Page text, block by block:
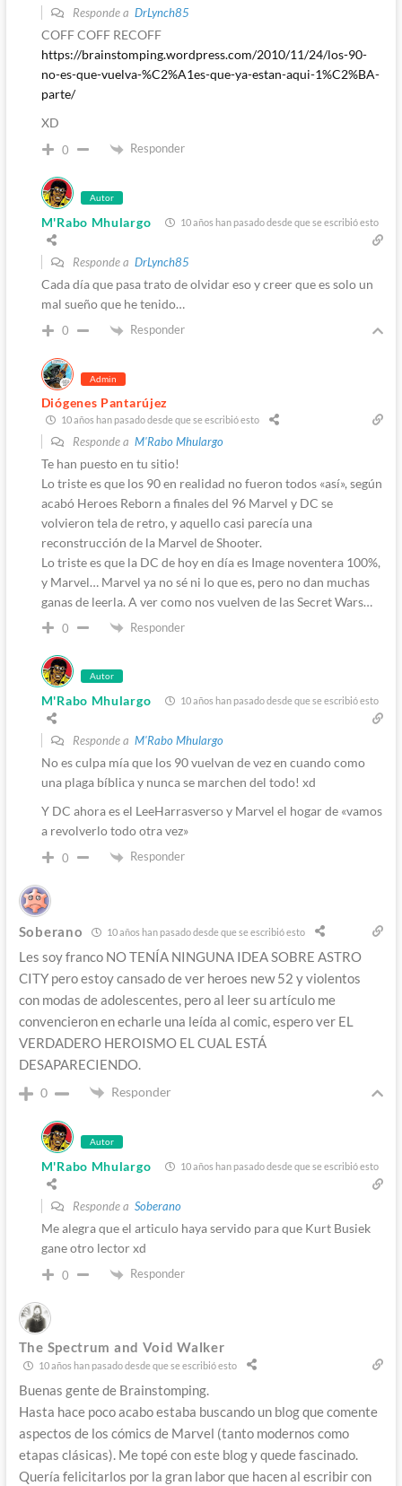
Responde a DrLynch85
COFF COFF RECOFF
https://brainstomping.wordpress.com/2010/11/24/los-90-
no-es-que-vuelva-%C2%A1es-que-ya-estan-aqui-1%C2%BA-
parte/
XD
0 Responder
Autor
M'Rabo Mhulargo 10 años han pasado desde que se escribió esto
Responde a DrLynch85
Cada día que pasa trato de olvidar eso y creer que es solo un
mal sueño que he tenido…
0 Responder
Admin
Diógenes Pantarújez
10 años han pasado desde que se escribió esto
Responde a M'Rabo Mhulargo
Te han puesto en tu sitio!
Lo triste es que los 90 en realidad no fueron todos «así», según
acabó Heroes Reborn a finales del 96 Marvel y DC se
volvieron tela de retro, y aquello casi parecía una
reconstrucción de la Marvel de Shooter.
Lo triste es que la DC de hoy en día es Image noventera 100%,
y Marvel… Marvel ya no sé ni lo que es, pero no dan muchas
ganas de leerla. A ver como nos vuelven de las Secret Wars…
0 Responder
Autor
M'Rabo Mhulargo 10 años han pasado desde que se escribió esto
Responde a M'Rabo Mhulargo
No es culpa mía que los 90 vuelvan de vez en cuando como
una plaga bíblica y nunca se marchen del todo! xd
Y DC ahora es el LeeHarrasverso y Marvel el hogar de «vamos
a revolverlo todo otra vez»
0 Responder
Soberano 10 años han pasado desde que se escribió esto
Les soy franco NO TENÍA NINGUNA IDEA SOBRE ASTRO
CITY pero estoy cansado de ver heroes new 52 y violentos
con modas de adolescentes, pero al leer su artículo me
convencieron en echarle una leída al comic, espero ver EL
VERDADERO HEROISMO EL CUAL ESTÁ
DESAPARECIENDO.
0 Responder
Autor
M'Rabo Mhulargo 10 años han pasado desde que se escribió esto
Responde a Soberano
Me alegra que el articulo haya servido para que Kurt Busiek
gane otro lector xd
0 Responder
The Spectrum and Void Walker
10 años han pasado desde que se escribió esto
Buenas gente de Brainstomping.
Hasta hace poco acabo estaba buscando un blog que comente
aspectos de los cómics de Marvel (tanto modernos como
etapas clásicas). Me topé con este blog y quede fascinado.
Quería felicitarlos por la gran labor que hacen al escribir con